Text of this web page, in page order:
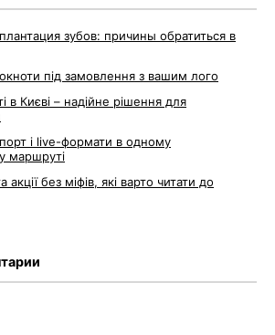
зубов: причины обратиться в
під замовлення з вашим лого
в Києві – надійне рішення для
і live-формати в одному
маршруті
без міфів, які варто читати до